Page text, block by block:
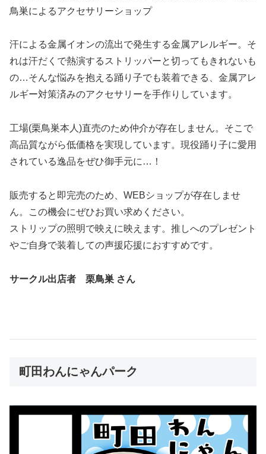
鳥巣によるアクセサリーショップ
汗による金属イオンの流出で発生する金属アレルギー。そ
れは汗だくで熱演するストリッパーと切ってもきれないも
の…そんな悩みを抱える踊り子でも装着できる、金属アレ
ルギー対策済みのアクセサリーを手作りしています。
工場(栗鳥巣本人)直売のため仲介が存在しません。そこで
高品質ながら低価格を実現しています。現役踊り子に愛用
されている逸品をぜひ御手元に…！
販売すると即完売のため、WEBショップが存在しませ
ん。この機会にぜひお買い求めください。
ストリップの照明で映えに映えます。推しへのプレゼント
やご自身で装着しての声援応援におすすめです。
サークル出店者 栗鳥巣 さん
町田わんにゃんパーク